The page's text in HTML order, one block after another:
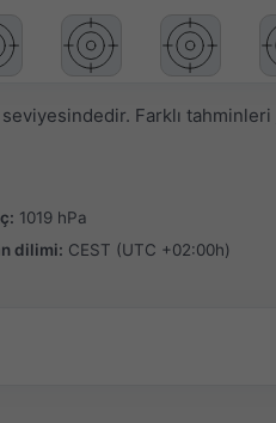
Farklı tahminleri
1019 hPa
dilimi: CEST (UTC +02:00h)